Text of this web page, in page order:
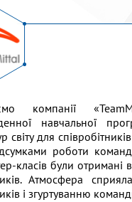
компанії
навчальної
світу для
роботи
класів були отримані
Атмосфера
і згуртуванню